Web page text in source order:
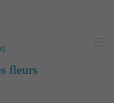
fleurs